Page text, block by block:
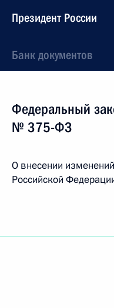
Президент России
Банк документов
Федеральный
№ 375-ФЗ
О внесении
Российской